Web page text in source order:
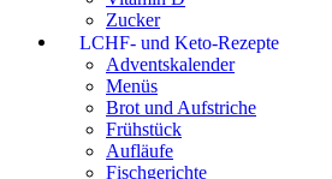
Zucker
LCHF- und Keto-Rezepte
Adventskalender
Menüs
Brot und Aufstriche
Frühstück
Aufläufe
Fischgerichte